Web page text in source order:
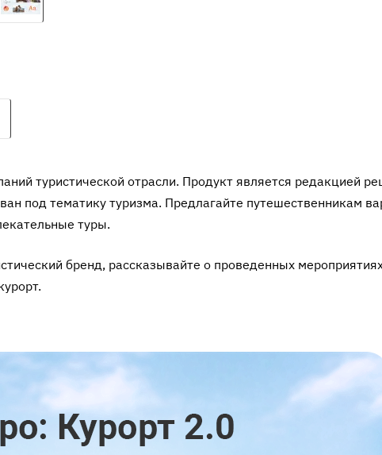
туристической отрасли. Продукт является редакцией
под тематику туризма. Предлагайте путешественникам
туры.
бренд, рассказывайте о проведенных